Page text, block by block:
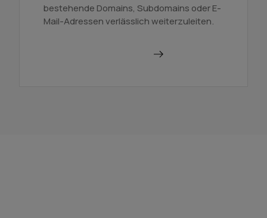
bestehende Domains, Subdomains oder E-
Mail-Adressen verlässlich weiterzuleiten.